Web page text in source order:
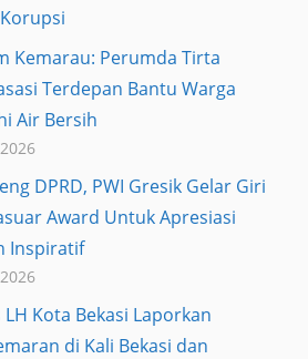
Kemarau: Perumda Tirta
Terdepan Bantu Warga
Air Bersih
DPRD, PWI Gresik Gelar Giri
Award Untuk Apresiasi
Inspiratif
LH Kota Bekasi Laporkan
di Kali Bekasi dan